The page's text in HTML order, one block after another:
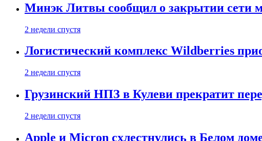
Минэк Литвы сообщил о закрытии сети
2 недели спустя
Логистический комплекс Wildberries
2 недели спустя
Грузинский НПЗ в Кулеви прекратит
2 недели спустя
Apple и Micron схлестнулись в Белом